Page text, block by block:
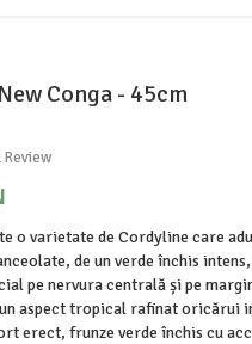
Conga - 45cm
Review
o varietate de Cordyline care
de un verde închis
pe nervura centrală și pe
aspect tropical rafinat oricărui
erect, frunze verde închis cu